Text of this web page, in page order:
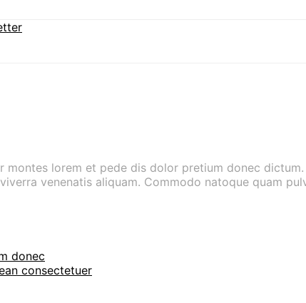
montes lorem et pede dis dolor pretium donec
venenatis aliquam. Commodo natoque quam
donec
consectetuer